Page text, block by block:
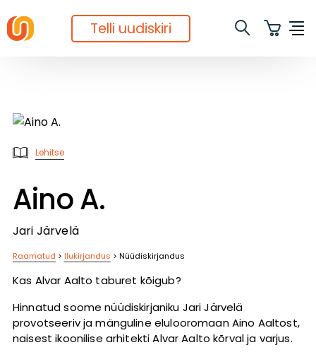
Telli uudiskiri
Lehitse
Aino A.
Jari Järvelä
Raamatud > Ilukirjandus > Nüüdiskirjandus
Kas Alvar Aalto taburet kõigub?
Hinnatud soome nüüdiskirjaniku Jari Järvelä
provotseeriv ja mänguline elulooromaan Aino Aaltost,
naisest ikoonilise arhitekti Alvar Aalto kõrval ja varjus.